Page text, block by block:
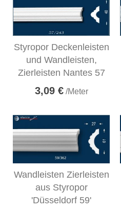
Styropor Deckenleisten
und Wandleisten,
Zierleisten Nantes 57
3,09 €/Meter
Wandleisten Zierleisten
aus Styropor
'Düsseldorf 59'